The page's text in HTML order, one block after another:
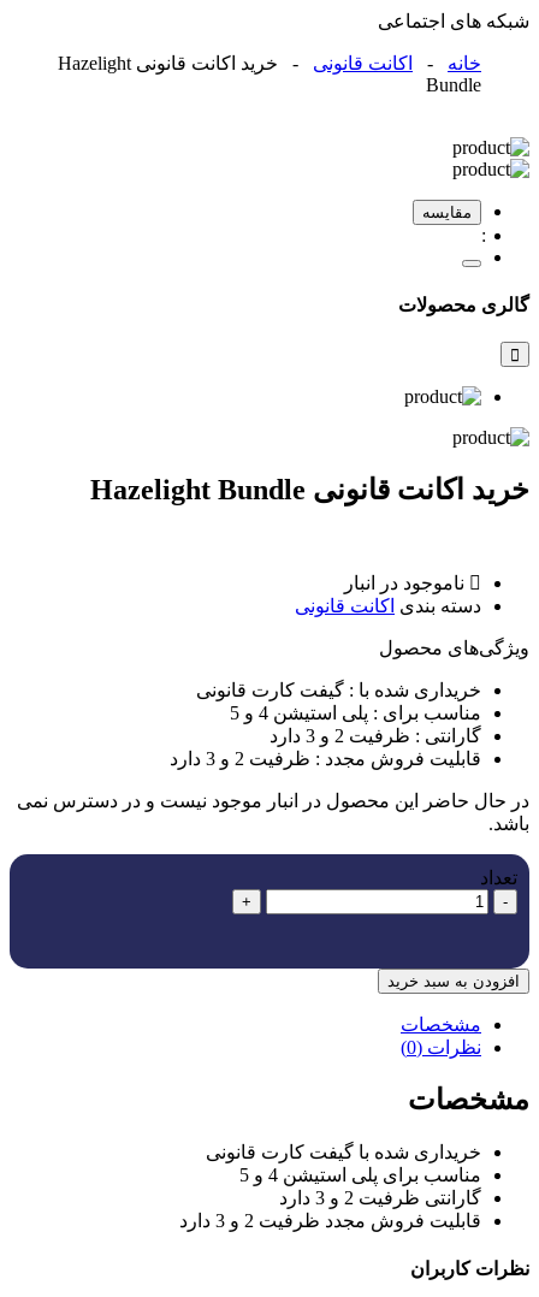
شبکه های اجتماعی
خانه - اکانت قانونی
- خرید اکانت قانونی Hazelight
Bundle
مقایسه
گالری محصولات
خرید اکانت قانونی Hazelight Bundle
ناموجود در انبار
دسته بندی اکانت قانونی
ویژگی‌های ﻣﺤﺼﻮل
خریداری شده با : گیفت کارت قانونی
مناسب برای : پلی استیشن 4 و 5
گارانتی : ظرفیت 2 و 3 دارد
قابلیت فروش مجدد : ظرفیت 2 و 3 دارد
در حال حاضر این محصول در انبار موجود نیست و در دسترس نمی
باشد.
تعداد
-
+
افزودن به سبد خرید
مشخصات
نظرات (0)
مشخصات
خریداری شده با گیفت کارت قانونی
مناسب برای پلی استیشن 4 و 5
گارانتی ظرفیت 2 و 3 دارد
قابلیت فروش مجدد ظرفیت 2 و 3 دارد
نظراتکاربران